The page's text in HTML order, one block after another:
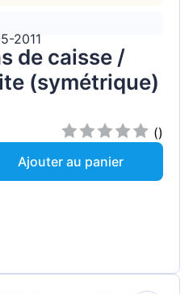
2011
de caisse /
(symétrique)
()
Ajouter au panier